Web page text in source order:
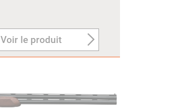
Voir le produit